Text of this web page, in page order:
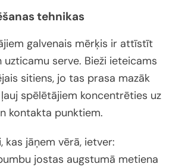
tehnikas
galvenais mērķis ir attīstīt
uzticamu serve. Bieži ieteicams
sitiens, jo tas prasa mazāk
spēlētājiem koncentrēties uz
kontakta punktiem.
kas jāņem vērā, ietver:
jostas augstumā metiena